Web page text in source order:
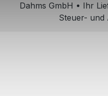
Dahms GmbH • Ihr
Steuer- und